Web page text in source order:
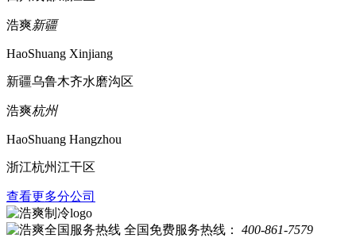
浩爽新疆
HaoShuang Xinjiang
新疆乌鲁木齐水磨沟区
浩爽杭州
HaoShuang Hangzhou
浙江杭州江干区
查看更多分公司
全国免费服务热线： 400-861-7579